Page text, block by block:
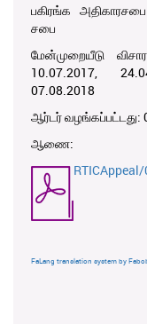
பகிரங்க
சபை
மேன்முறையீடு
10.07.2017,
07.08.2018
ஆர்டர் வழங்கப்பட்டது:
ஆணை:
FaLang translation system by